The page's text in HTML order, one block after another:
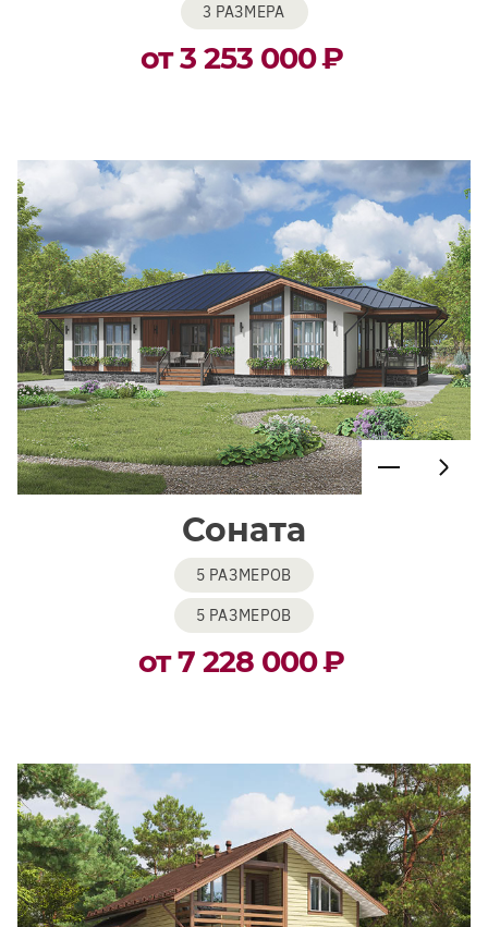
3 РАЗМЕРА
от 3 253 000₽
Соната
5 РАЗМЕРОВ
5 РАЗМЕРОВ
от 7 228 000₽